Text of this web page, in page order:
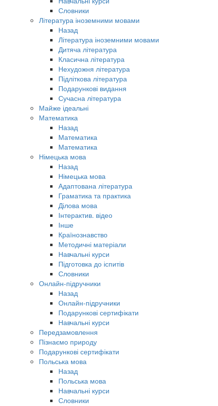
Словники
Література іноземними мовами
Назад
Література іноземними мовами
Дитяча література
Класична література
Нехудожня література
Підліткова література
Подарункові видання
Сучасна література
Майже ідеальні
Математика
Назад
Математика
Математика
Німецька мова
Назад
Німецька мова
Адаптована література
Граматика та практика
Ділова мова
Інтерактив. відео
Інше
Країнознавство
Методичні матеріали
Навчальні курси
Підготовка до іспитів
Словники
Онлайн-підручники
Назад
Онлайн-підручники
Подарункові сертифікати
Навчальні курси
Передзамовлення
Пізнаємо природу
Подарункові сертифікати
Польська мова
Назад
Польська мова
Навчальні курси
Словники